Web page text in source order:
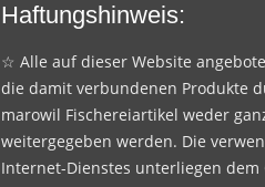
Haftungshinweis:
☆ Alle auf dieser Website
die damit verbundenen Produkte
marowil Fischereiartikel weder
weitergegeben werden. Die
Internet-Dienstes unterliegen